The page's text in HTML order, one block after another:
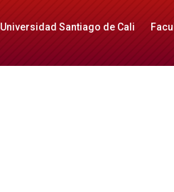
Universidad Santiago de Cali